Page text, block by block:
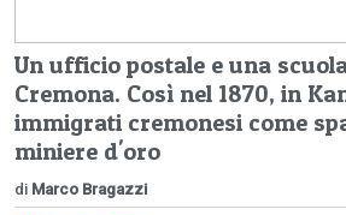
Un ufficio postale e una
Cremona. Così nel 1870, in
immigrati cremonesi come
miniere d'oro
di Marco Bragazzi